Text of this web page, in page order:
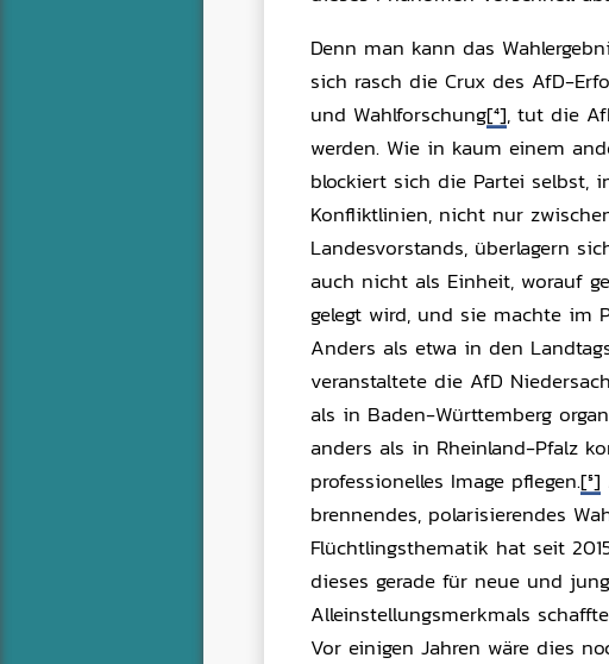
Denn man kann das
sich rasch die Crux des AfD-
und Wahlforschung[4], tut die
werden. Wie in kaum einem
blockiert sich die Partei selbst,
Konfliktlinien, nicht nur
Landesvorstands, überlagern
auch nicht als Einheit, worauf
gelegt wird, und sie machte im
Anders als etwa in den
veranstaltete die AfD
als in Baden-Württemberg
anders als in Rheinland-Pfalz
professionelles Image pflegen.[5]
brennendes, polarisierendes
Flüchtlingsthematik hat seit
dieses gerade für neue und
Alleinstellungsmerkmals
Vor einigen Jahren wäre dies